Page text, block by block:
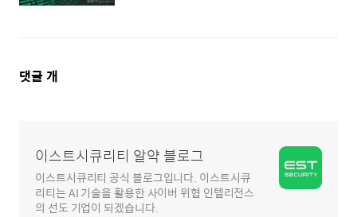
댓
댓글 개
이스트시큐리티 알약 블로그
이스트시큐리티 공식 블로그입니다. 이스트시큐
리티는 AI 기술을 활용한 사이버 위협 인텔리전스
의 선도 기업이 되겠습니다.